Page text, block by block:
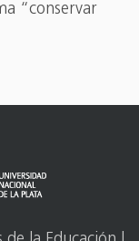
“conservar